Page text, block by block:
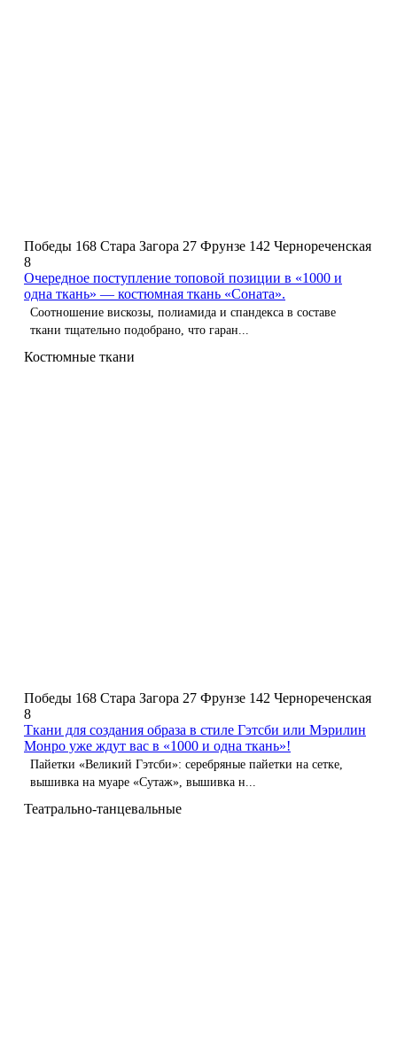
Победы 168 Стара Загора 27 Фрунзе 142 Чернореченская
8
Очередное поступление топовой позиции в «1000 и
одна ткань» — костюмная ткань «Соната».
Соотношение вискозы, полиамида и спандекса в составе
ткани тщательно подобрано, что гаран...
Костюмные ткани
Победы 168 Стара Загора 27 Фрунзе 142 Чернореченская
8
Ткани для создания образа в стиле Гэтсби или Мэрилин
Монро уже ждут вас в «1000 и одна ткань»!
Пайетки «Великий Гэтсби»: серебряные пайетки на сетке,
вышивка на муаре «Сутаж», вышивка н...
Театрально-танцевальные